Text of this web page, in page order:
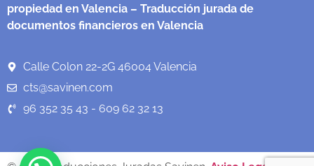
propiedad en Valencia – Traducción jurada de
documentos financieros en Valencia
Calle Colon 22-2G 46004 Valencia
cts@savinen.com
96 352 35 43 - 609 62 32 13